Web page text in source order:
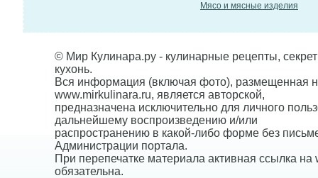
Мясо и мясные изделия
© Мир Кулинара.ру - кулинарные рецепты,
кухонь.
Вся информация (включая фото), размещенная
www.mirkulinara.ru, является авторской,
предназначена исключительно для личного
дальнейшему воспроизведению и/или
распространению в какой-либо форме без
Администрации портала.
При перепечатке материала активная ссылка на
обязательна.